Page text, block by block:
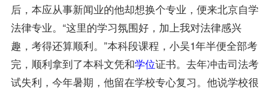
后，本应从事新闻业的他却想换个专业，便来北京自学
法律专业。“这里的学习氛围好，加上我对法律感兴
趣，考得还算顺利。”本科段课程，小吴1年半便全部考
完，顺利拿到了本科文凭和学位证书。去年冲击司法考
试失利，今年暑期，他留在学校专心复习。他说学校很